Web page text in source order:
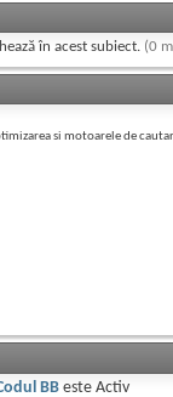
în acest subiect. (0
si motoarele de
BBeste Activ